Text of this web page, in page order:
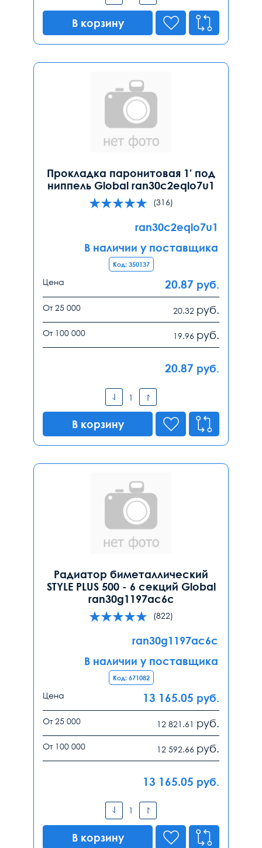
В корзину
Прокладка паронитовая 1' под
ниппель Global ran30c2eqlo7u1
(316)
ran30c2eqlo7u1
В наличии у поставщика
Код: 350137
Цена 20.87 руб.
От 25 000 20.32 руб.
От 100 000 19.96 руб.
20.87 руб.
В корзину
Радиатор биметаллический
STYLE PLUS 500 - 6 секций Global
ran30g1197ac6c
(822)
ran30g1197ac6c
В наличии у поставщика
Код: 671082
Цена 13 165.05 руб.
От 25 000 12 821.61 руб.
От 100 000 12 592.66 руб.
13 165.05 руб.
В корзину